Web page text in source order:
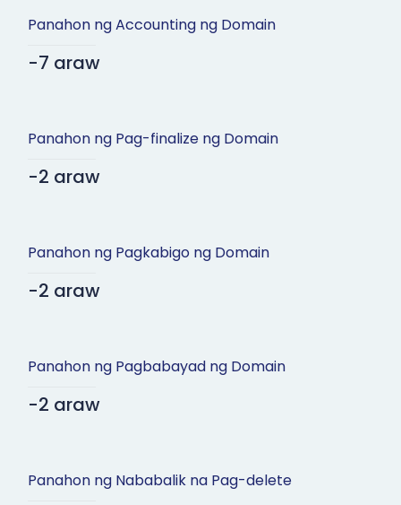
Panahon ng Accounting ng Domain
-7 araw
Panahon ng Pag-finalize ng Domain
-2 araw
Panahon ng Pagkabigo ng Domain
-2 araw
Panahon ng Pagbabayad ng Domain
-2 araw
Panahon ng Nababalik na Pag-delete